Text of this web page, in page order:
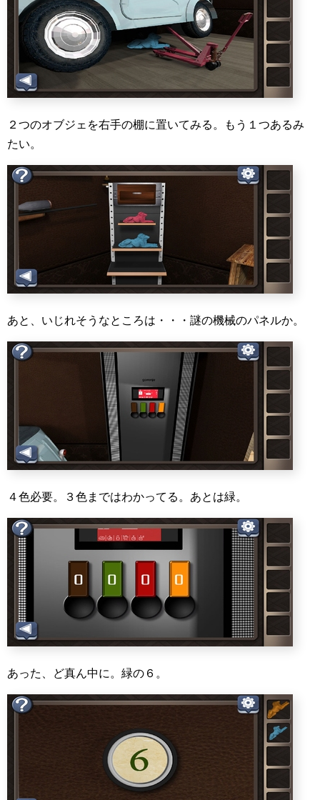
２つのオブジェを右手の棚に置いてみる。もう１つあるみ
たい。
あと、いじれそうなところは・・・謎の機械のパネルか。
４色必要。３色まではわかってる。あとは緑。
あった、ど真ん中に。緑の６。